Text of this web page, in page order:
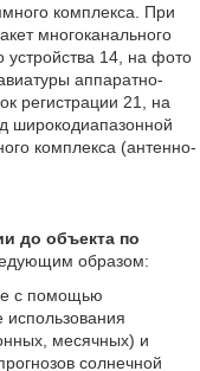
комплекса. При
многоканального
14, на фото
аппаратно-
регистрации 21, на
широкодиапазонной
комплекса (антенно-
до объекта по
образом:
с помощью
месячных) и
солнечной